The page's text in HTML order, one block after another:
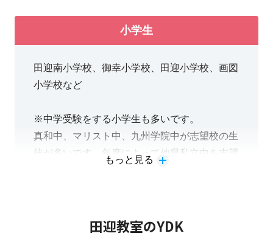
※明光義塾は個別指導の学習塾のため、生徒自
ています。年度によって熊本高校や済々黌高
校、真和高校なども志望する生徒がいて、合格
小学生
田迎南小学校、御幸小学校、田迎小学校、画図
小学校など
※中学受験をする小学生も多いです。
真和中、マリスト中、九州学院中が志望校の生
徒が多いです。年度によって他県私立中を志望
もっと見る
田迎教室のYDK